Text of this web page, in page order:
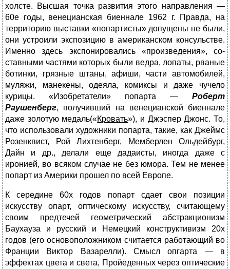
холсте. Высшая точка развития этого направления —
60е годы, венецианская биеннале 1962 г. Правда, на
территорию выставки «попартисты» допущены нe были,
они устроили экспозицию в американском консульстве.
Именно здесь экспонировались «произведения», со­
ставными частями которых были ведра, лопаты, рваные
ботинки, грязные штаны, афиши, части автомобилей,
муляжи, манекены, одеяла, комиксы и даже чучело
курицы. «Изобретатели» попарта — Роберт
Раушенберг, получивший на венецианской биеннале
даже золотую медаль(«Кровать»), и Джэспер Джонс. То,
что использовали художники попарта, такие, как Джеймс
Розенквист, Рой Лихтенберг, Мемберлен Ольдейбург,
Дайн и др., делали еще дадаисты, иногда даже с
иронией, во всяком случае не без юмора. Тем не менее
попарт из Америки прошел по всей Европе.
К середине 60х годов попарт сдает свои позиции
искусству опарт, оптическому искусству, считающему
своим предтечей геометрический абстракционизм
Баухауза и русский и Немецкий конструктивизм 20х
годов (его основоположником считается работаю­щий во
Франции Виктор Вазарелли). Смысл опгарта — в
эффектах цвета и света, Пройеденных через оптические